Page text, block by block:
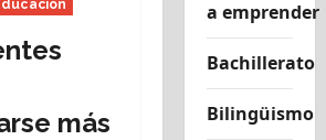
más
a emprender
Bachillerato
Bilingüismo